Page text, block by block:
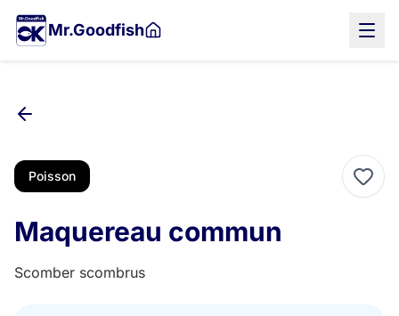
Aller
Mr.Goodfish
Poisson
Maquereau commun
Scomber scombrus